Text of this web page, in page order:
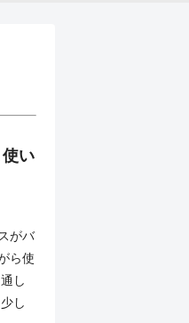
い
がバ
ら使
し
し